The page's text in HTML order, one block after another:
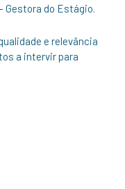
Gestora do Estágio.
e relevância
a intervir para